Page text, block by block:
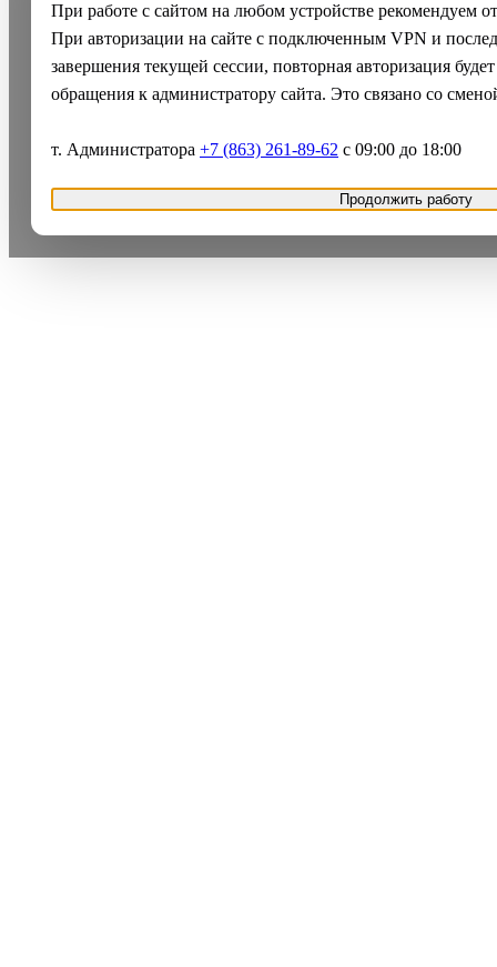
При работе с сайтом на любом устройстве рекомендуем
При авторизации на сайте с подключенным VPN и
завершения текущей сессии, повторная авторизация
обращения к администратору сайта. Это связано со
т. Администратора +7 (863) 261-89-62 с 09:00 до 18:00
Продолжить работу